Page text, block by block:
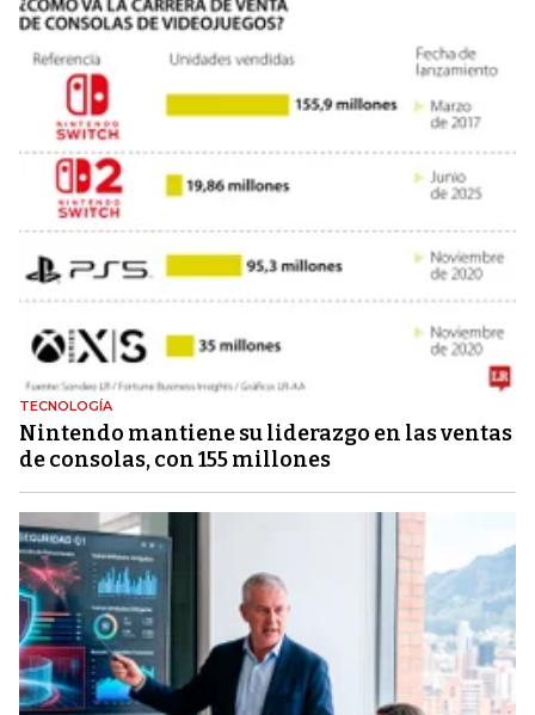
TECNOLOGÍA
Nintendo mantiene su liderazgo en las ventas
de consolas, con 155 millones